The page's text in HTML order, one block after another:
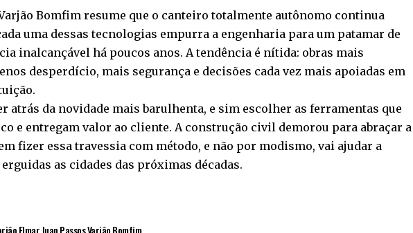
Bomfim resume que o canteiro totalmente autônomo continua
uma dessas tecnologias empurra a engenharia para um patamar de
inalcançável há poucos anos. A tendência é nítida: obras mais
desperdício, mais segurança e decisões cada vez mais apoiadas em
atrás da novidade mais barulhenta, e sim escolher as ferramentas que
e entregam valor ao cliente. A construção civil demorou para abraçar a
fizer essa travessia com método, e não por modismo, vai ajudar a
as cidades das próximas décadas.
Elmar Juan Passos Varjão Bomfim